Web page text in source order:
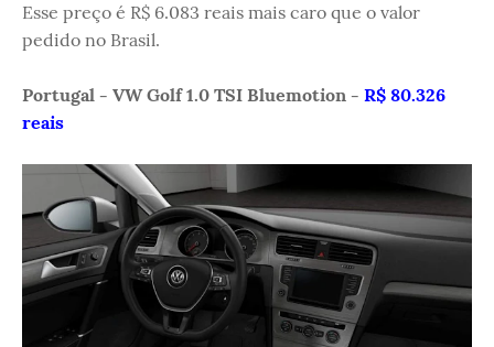
Esse preço é R$ 6.083 reais mais caro que o valor
pedido no Brasil.
Portugal - VW Golf 1.0 TSI Bluemotion - R$ 80.326
reais